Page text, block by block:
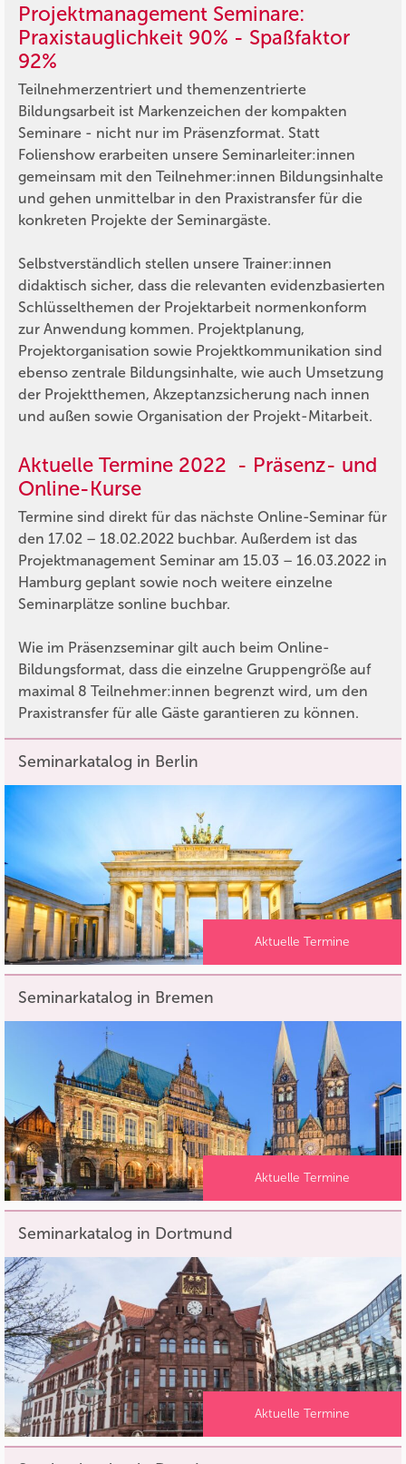
Projektmanagement Seminare:
Praxistauglichkeit 90% - Spaßfaktor
92%
Teilnehmerzentriert und themenzentrierte
Bildungsarbeit ist Markenzeichen der kompakten
Seminare - nicht nur im Präsenzformat. Statt
Folienshow erarbeiten unsere Seminarleiter:innen
gemeinsam mit den Teilnehmer:innen Bildungsinhalte
und gehen unmittelbar in den Praxistransfer für die
konkreten Projekte der Seminargäste.
Selbstverständlich stellen unsere Trainer:innen
didaktisch sicher, dass die relevanten evidenzbasierten
Schlüsselthemen der Projektarbeit normenkonform
zur Anwendung kommen. Projektplanung,
Projektorganisation sowie Projektkommunikation sind
ebenso zentrale Bildungsinhalte, wie auch Umsetzung
der Projektthemen, Akzeptanzsicherung nach innen
und außen sowie Organisation der Projekt-Mitarbeit.
Aktuelle Termine 2022 - Präsenz- und
Online-Kurse
Termine sind direkt für das nächste Online-Seminar für
den 17.02 – 18.02.2022 buchbar. Außerdem ist das
Projektmanagement Seminar am 15.03 – 16.03.2022 in
Hamburg geplant sowie noch weitere einzelne
Seminarplätze sonline buchbar.
Wie im Präsenzseminar gilt auch beim Online-
Bildungsformat, dass die einzelne Gruppengröße auf
maximal 8 Teilnehmer:innen begrenzt wird, um den
Praxistransfer für alle Gäste garantieren zu können.
Seminarkatalog in Berlin
Aktuelle Termine
Seminarkatalog in Bremen
Aktuelle Termine
Seminarkatalog in Dortmund
Aktuelle Termine